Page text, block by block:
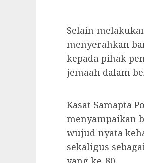
​Selain
menyerahkan
kepada pihak
jemaah dalam
Kasat Samapta
menyampaikan
wujud nyata
sekaligus